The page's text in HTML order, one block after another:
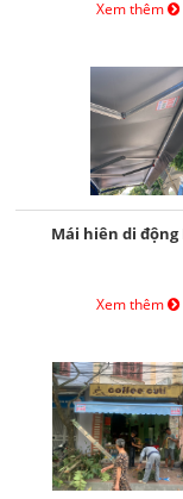
Xem thêm
Mái hiên di động
Xem thêm